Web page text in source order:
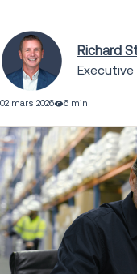
Richard
02 mars 2026 6 min